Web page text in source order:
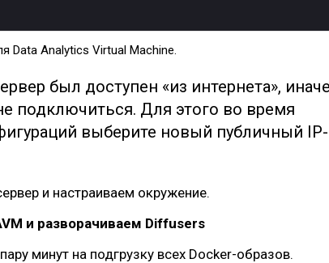
Data Analytics Virtual Machine.
был доступен «из интернета»,
подключиться. Для этого во время
выберите новый публичный IP-
и настраиваем окружение.
и разворачиваем Diffusers
минут на подгрузку всех Docker-образов.